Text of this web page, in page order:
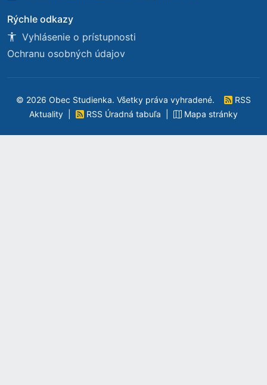
Rýchle odkazy
Vyhlásenie o prístupnosti
Ochranu osobných údajov
© 2026 Obec Studienka. Všetky práva vyhradené.
RSS
Aktuality
RSS Úradná tabuľa Mapa stránky